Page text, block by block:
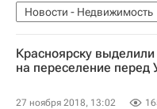
Новости - Недвижимость
Центральный военный
Жилье
Военные
Красноярску
на переселение перед
27 ноября 2018, 13:02